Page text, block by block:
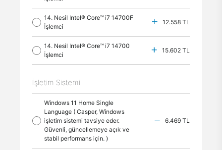
14. Nesil Intel® Core™ i7 14700F
İşlemci
12.558 TL
14. Nesil Intel® Core™ i7 14700
İşlemci
15.602 TL
İşletim Sistemi
Windows 11 Home Single
Language ( Casper, Windows
işletim sistemi tavsiye eder.
Güvenli, güncellemeye açık ve
stabil performans için. )
6.469 TL